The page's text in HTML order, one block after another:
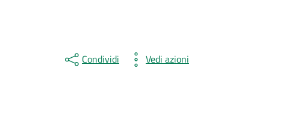
Condividi Vedi azioni